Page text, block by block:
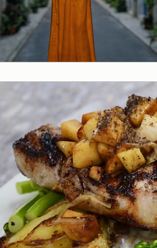
Porto Portugal
Serviços essenciais Sítios